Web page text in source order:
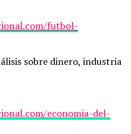
futbol-
sobre dinero, industria
economia-del-